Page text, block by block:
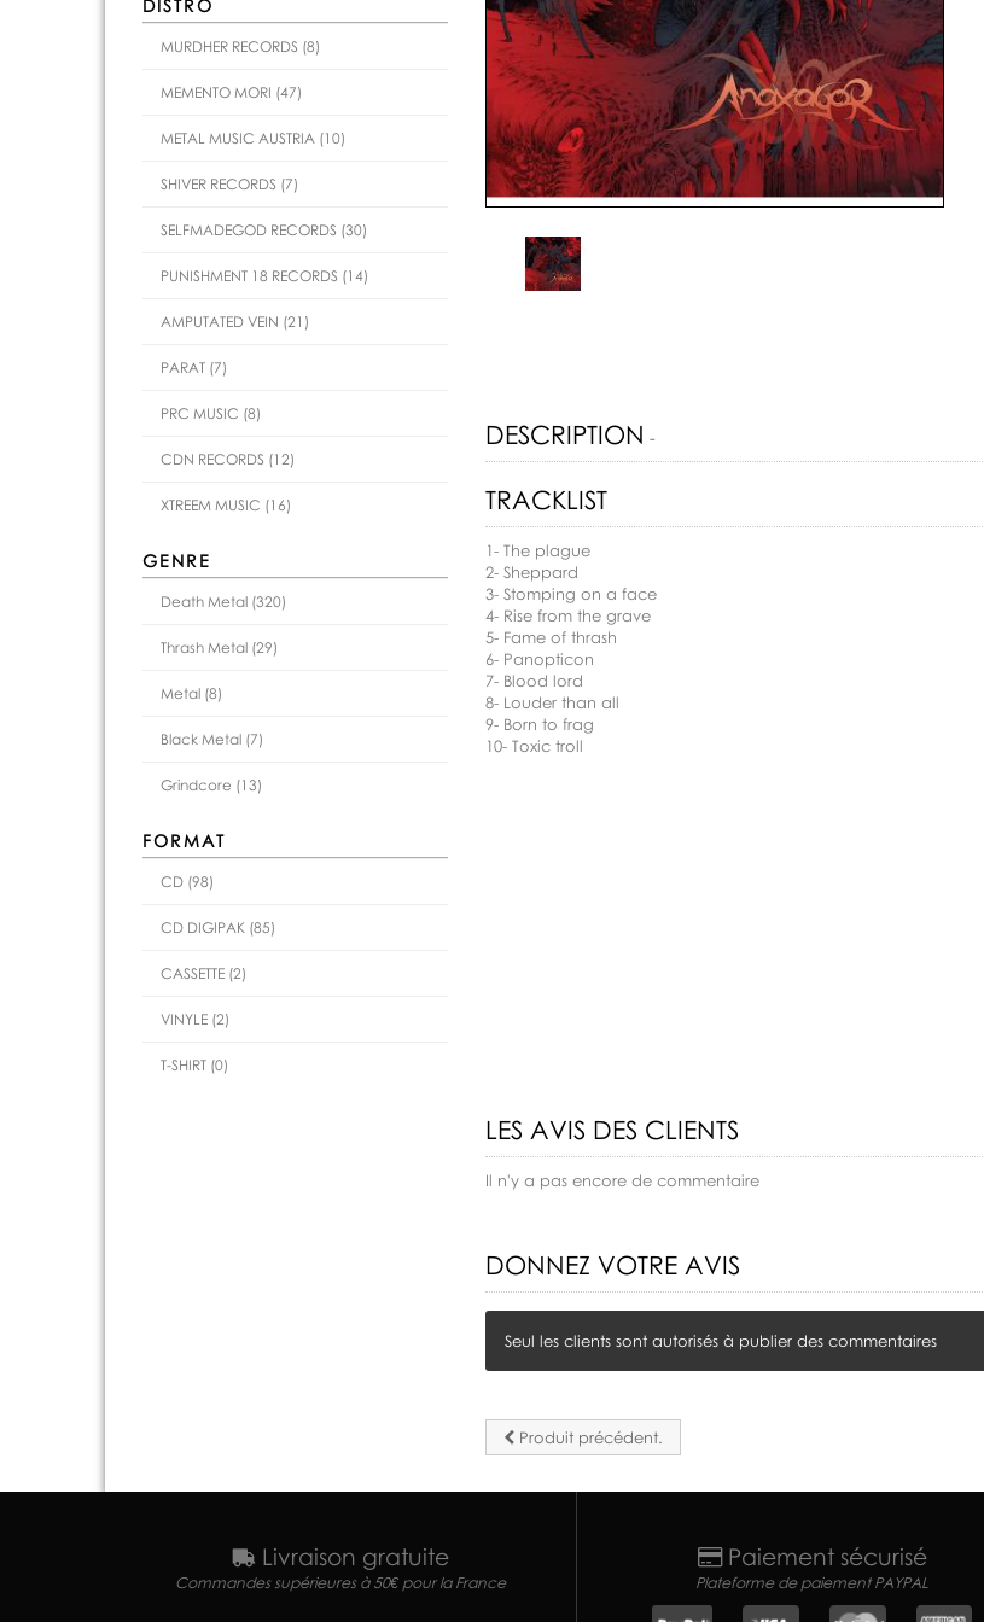
DESCRIPTION -
TRACKLIST
1- The plague
2- Sheppard
3- Stomping on a face
4- Rise from the grave
5- Fame of thrash
6- Panopticon
7- Blood lord
8- Louder than all
9- Born to frag
10- Toxic troll
LES AVIS DES CLIENTS
Il n'y a pas encore de commentaire
DONNEZ VOTRE AVIS
Seul les clients sont autorisés à publier des commentaires
Produit précédent.
DISTRO
MURDHER RECORDS (8)
MEMENTO MORI (47)
METAL MUSIC AUSTRIA (10)
SHIVER RECORDS (7)
SELFMADEGOD RECORDS (30)
PUNISHMENT 18 RECORDS (14)
AMPUTATED VEIN (21)
PARAT (7)
PRC MUSIC (8)
CDN RECORDS (12)
XTREEM MUSIC (16)
GENRE
Death Metal (320)
Thrash Metal (29)
Metal (8)
Black Metal (7)
Grindcore (13)
FORMAT
CD (98)
CD DIGIPAK (85)
CASSETTE (2)
VINYLE (2)
T-SHIRT (0)
Livraison gratuite
Commandes supérieures à 50€ pour la France
Paiement sécurisé
Plateforme de paiement PAYPAL